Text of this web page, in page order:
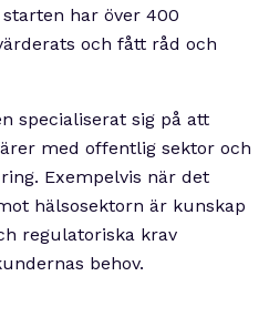
starten har över 400
och fått råd och
specialiserat sig på att
med offentlig sektor och
Exempelvis när det
hälsosektorn är kunskap
regulatoriska krav
behov.